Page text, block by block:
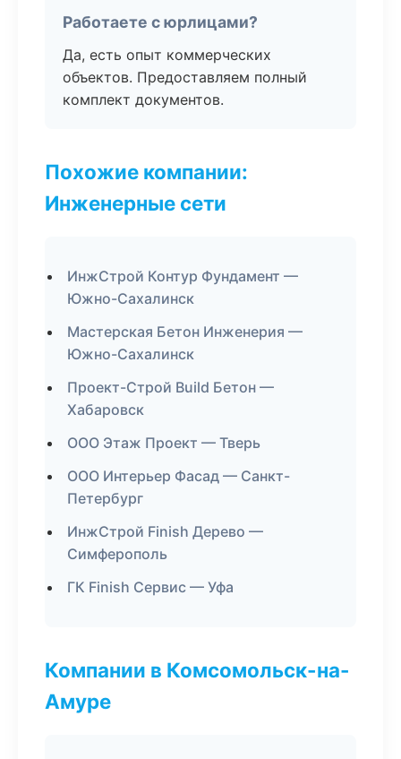
Работаете с юрлицами?
Да, есть опыт коммерческих
объектов. Предоставляем полный
комплект документов.
Похожие компании:
Инженерные сети
ИнжСтрой Контур Фундамент —
Южно-Сахалинск
Мастерская Бетон Инженерия —
Южно-Сахалинск
Проект-Строй Build Бетон —
Хабаровск
ООО Этаж Проект — Тверь
ООО Интерьер Фасад — Санкт-
Петербург
ИнжСтрой Finish Дерево —
Симферополь
ГК Finish Сервис — Уфа
Компании в Комсомольск-на-
Амуре